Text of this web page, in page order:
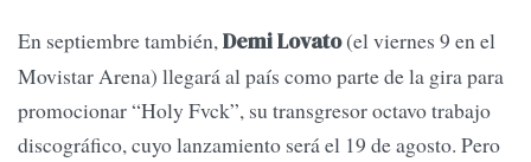
En septiembre también,Demi Lovato(el viernes 9 en el
Movistar Arena) llegará al país como parte de la gira para
promocionar “Holy Fvck”, su transgresor octavo trabajo
discográfico, cuyo lanzamiento será el 19 de agosto. Pero